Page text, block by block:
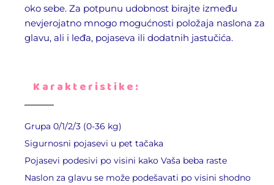
oko sebe. Za potpunu udobnost birajte između
nevjerojatno mnogo mogućnosti položaja naslona za
glavu, ali i leđa, pojaseva ili dodatnih jastučića.
Karakteristike:
Grupa 0/1/2/3 (0-36 kg)
Sigurnosni pojasevi u pet tačaka
Pojasevi podesivi po visini kako Vaša beba raste
Naslon za glavu se može podešavati po visini shodno